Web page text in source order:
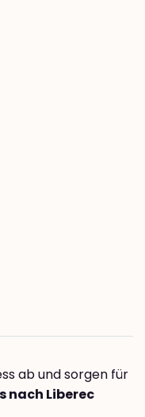
ab und sorgen für
nach Liberec